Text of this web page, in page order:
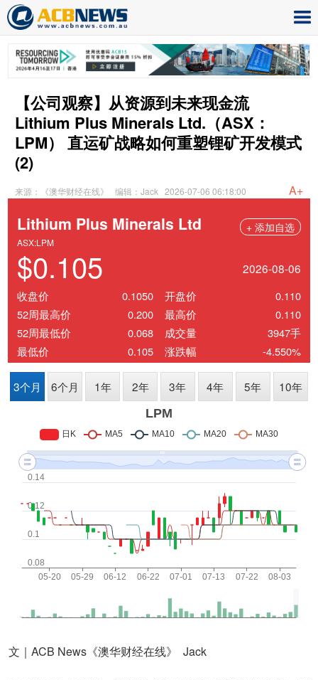
【公司观察】从资源到未来现金流
Lithium Plus Minerals Ltd.（ASX：
LPM） 直运矿战略如何重塑锂矿开发模式
(2)
来源：《澳华财经在线》 编辑：Jack 2026-07-06 06:18:00 A+
文｜ACB News《澳华财经在线》 Jack